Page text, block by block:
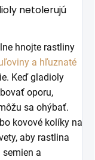
netolerujú
hnojte rastliny
a hľuznaté
Keď gladioly
oporu,
sa ohýbať.
kovové kolíky na
aby rastlina
semien a